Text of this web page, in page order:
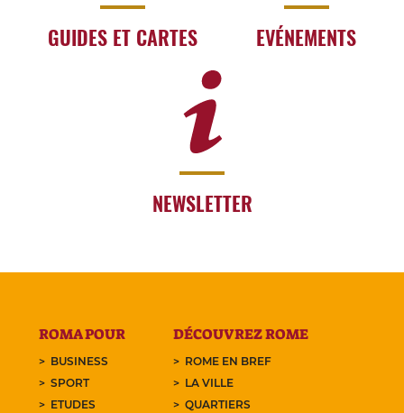
GUIDES ET CARTES EVÉNEMENTS
NEWSLETTER
ROMA POUR
BUSINESS
SPORT
ETUDES
DÉCOUVREZ ROME
ROME EN BREF
LA VILLE
QUARTIERS